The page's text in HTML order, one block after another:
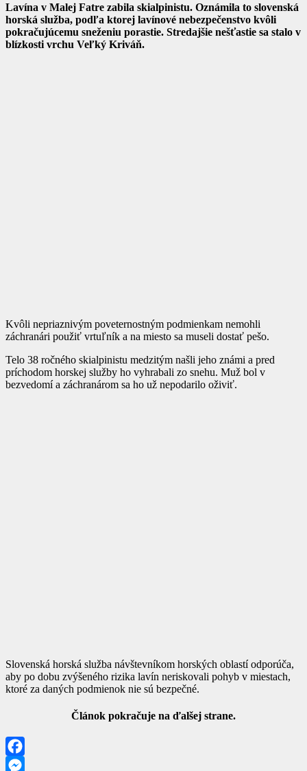
Lavína v Malej Fatre zabila skialpinistu. Oznámila to slovenská
horská služba, podľa ktorej lavínové nebezpečenstvo kvôli
pokračujúcemu sneženiu porastie. Stredajšie nešťastie sa stalo v
blízkosti vrchu Veľký Kriváň.
Kvôli nepriaznivým poveternostným podmienkam nemohli
záchranári použiť vrtuľník a na miesto sa museli dostať pešo.
Telo 38 ročného skialpinistu medzitým našli jeho známi a pred
príchodom horskej služby ho vyhrabali zo snehu. Muž bol v
bezvedomí a záchranárom sa ho už nepodarilo oživiť.
Slovenská horská služba návštevníkom horských oblastí odporúča,
aby po dobu zvýšeného rizika lavín neriskovali pohyb v miestach,
ktoré za daných podmienok nie sú bezpečné.
Článok pokračuje na ďalšej strane.
Facebook